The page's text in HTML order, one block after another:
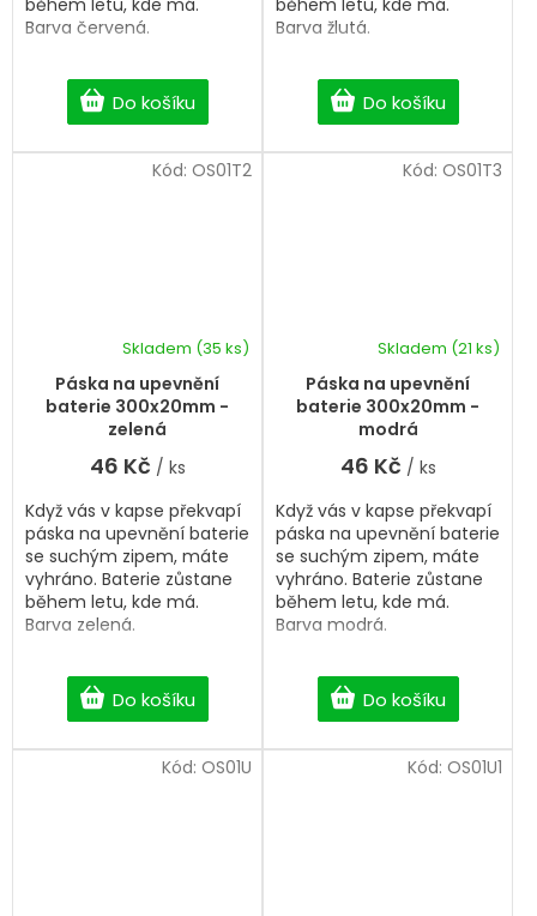
Do košíku
během letu, kde má.
Barva červená.
Do košíku
během letu, kde má.
Barva žlutá.
Páska na upevnění
baterie 300x20mm -
zelená
Skladem (35 ks)
46 Kč / ks
Do košíku
Když vás v kapse překvapí
páska na upevnění baterie
se suchým zipem, máte
vyhráno. Baterie zůstane
během letu, kde má.
Barva zelená.
Kód: OS01T2
Páska na upevnění
baterie 300x20mm -
modrá
Skladem (21 ks)
46 Kč / ks
Do košíku
Když vás v kapse překvapí
páska na upevnění baterie
se suchým zipem, máte
vyhráno. Baterie zůstane
během letu, kde má.
Barva modrá.
Kód: OS01T3
Kód: OS01U Kód: OS01U1